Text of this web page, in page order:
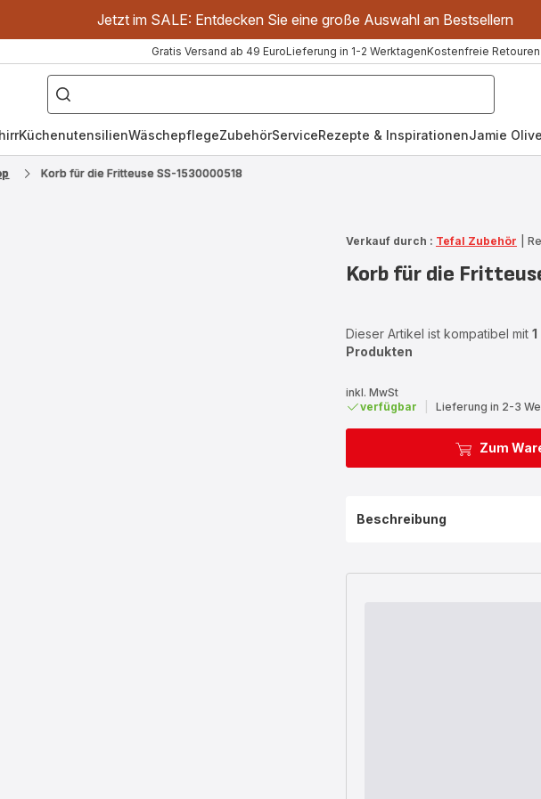
Jetzt im SALE: Entdecken Sie eine große Auswahl an Bestsellern
Gratis Versand ab 49 EuroLieferung in 1-2 WerktagenKostenfreie Retouren
["OptiGrill","Easy
Fry","Pfanne"]
KüchenutensilienWäschepflegeZubehörServiceRezepte & InspirationenJamie
Korb für die Fritteuse SS-1530000518
Verkauf durch : Tefal Zubehör
Korb für die
Dieser Artikel ist kompatibel mit 1
Produkten
inkl. MwSt
verfügbar
Lieferung in 2-3
Zum
Beschreibung